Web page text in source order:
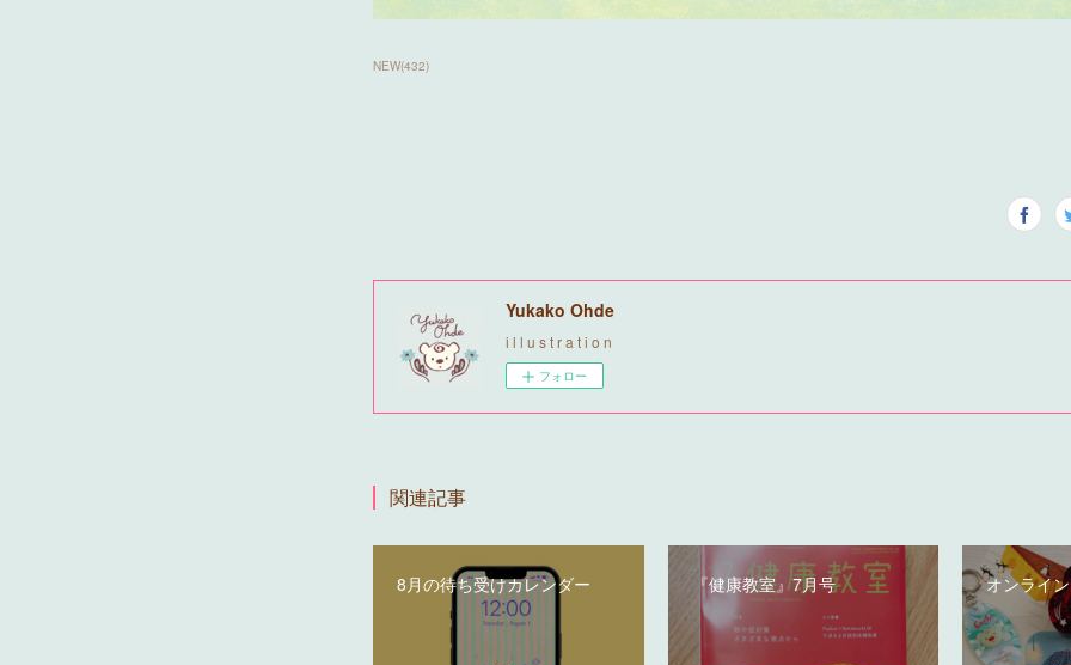
NEW(432)
Yukako Ohde
i l l u s t r a t i o n
フォロー
関連記事
8月の待ち受けカレンダー 『健康教室』7月号 オンライ